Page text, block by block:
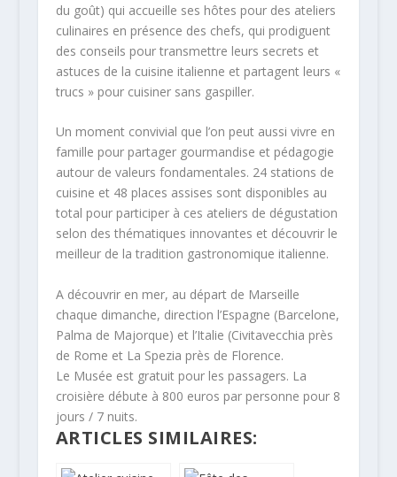
du goût) qui accueille ses hôtes pour des ateliers
culinaires en présence des chefs, qui prodiguent
des conseils pour transmettre leurs secrets et
astuces de la cuisine italienne et partagent leurs «
trucs » pour cuisiner sans gaspiller.
Un moment convivial que l’on peut aussi vivre en
famille pour partager gourmandise et pédagogie
autour de valeurs fondamentales. 24 stations de
cuisine et 48 places assises sont disponibles au
total pour participer à ces ateliers de dégustation
selon des thématiques innovantes et découvrir le
meilleur de la tradition gastronomique italienne.
A découvrir en mer, au départ de Marseille
chaque dimanche, direction l’Espagne (Barcelone,
Palma de Majorque) et l’Italie (Civitavecchia près
de Rome et La Spezia près de Florence.
Le Musée est gratuit pour les passagers. La
croisière débute à 800 euros par personne pour 8
jours / 7 nuits.
ARTICLES SIMILAIRES: